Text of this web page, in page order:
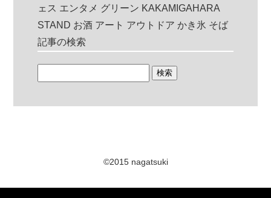
ェス エンタメ グリーン KAKAMIGAHARA
STAND お酒 アート アウトドア かき氷 そば
記事の検索
©2015 nagatsuki